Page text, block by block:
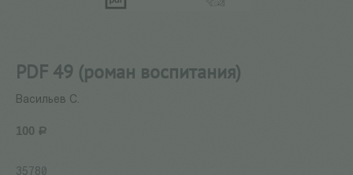
PDF 49 (роман воспитания)
Васильев С.
100 Р
35780